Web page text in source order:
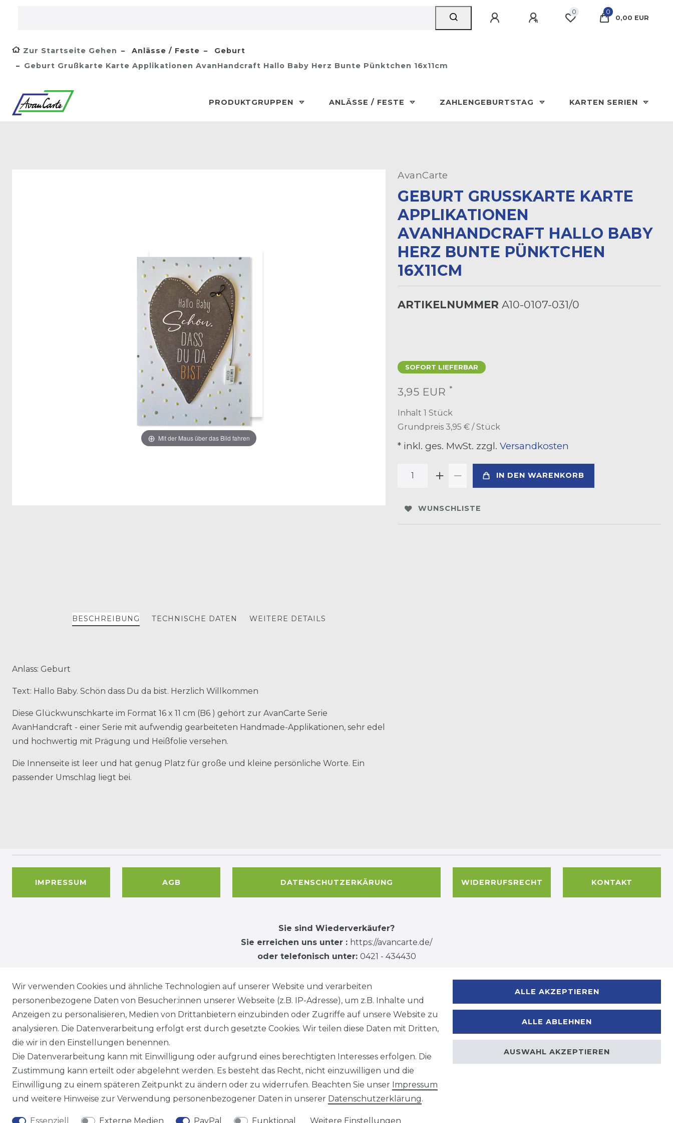
0
0
0,00 EUR
Zur Startseite Gehen Anlässe / Feste
Geburt
Geburt Grußkarte Karte Applikationen AvanHandcraft Hallo Baby Herz Bunte Pünktchen 16x11cm
PRODUKTGRUPPEN ANLÄSSE / FESTE ZAHLENGEBURTSTAG KARTEN SERIEN
Mit der Maus über das Bild fahren
AvanCarte
GEBURT GRUSSKARTE KARTE A
PPLIKATIONEN A
VANHANDCRAFT HALLO BABY H
ERZ BUNTE PÜNKTCHEN 1
6X11CM
ARTIKELNUMMER A10-0107-031/0
SOFORT LIEFERBAR
3,95 EUR *
Inhalt 1 Stück
Grundpreis 3,95 € / Stück
* inkl. ges. MwSt. zzgl. Versandkosten
IN DEN WARENKORB
WUNSCHLISTE
BESCHREIBUNG TECHNISCHE DATEN WEITERE DETAILS
Anlass: Geburt
Text: Hallo Baby. Schön dass Du da bist. Herzlich Willkommen
Diese Glückwunschkarte im Format 16 x 11 cm (B6 ) gehört zur AvanCarte Serie
AvanHandcraft - einer Serie mit aufwendig gearbeiteten Handmade-Applikationen, sehr edel
und hochwertig mit Prägung und Heißfolie versehen.
Die Innenseite ist leer und hat genug Platz für große und kleine persönliche Worte. Ein
passender Umschlag liegt bei.
IMPRESSUM AGB DATENSCHUTZERKÄRUNG WIDERRUFSRECHT KONTAKT
Sie sind Wiederverkäufer?
Sie erreichen uns unter : https://avancarte.de/
oder telefonisch unter: 0421 - 434430
Wir versenden mit
Wir verwenden Cookies und ähnliche Technologien auf unserer Website und verarbeiten
personenbezogene Daten von Besucher:innen unserer Webseite (z.B. IP-Adresse), um z.B. Inhalte und
Anzeigen zu personalisieren, Medien von Drittanbietern einzubinden oder Zugriffe auf unsere Website zu
analysieren. Die Datenverarbeitung erfolgt erst durch gesetzte Cookies. Wir teilen diese Daten mit Dritten,
die wir in den Einstellungen benennen.
Die Datenverarbeitung kann mit Einwilligung oder aufgrund eines berechtigten Interesses erfolgen. Die
Zustimmung kann erteilt oder abgelehnt werden. Es besteht das Recht, nicht einzuwilligen und die
Einwilligung zu einem späteren Zeitpunkt zu ändern oder zu widerrufen. Beachten Sie unser Impressum
und weitere Hinweise zur Verwendung personenbezogener Daten in unserer Daten­schutz­erklärung.
Essenziell Externe Medien PayPal Funktional Weitere Einstellungen
ALLE AKZEPTIEREN
ALLE ABLEHNEN
AUSWAHL AKZEPTIEREN